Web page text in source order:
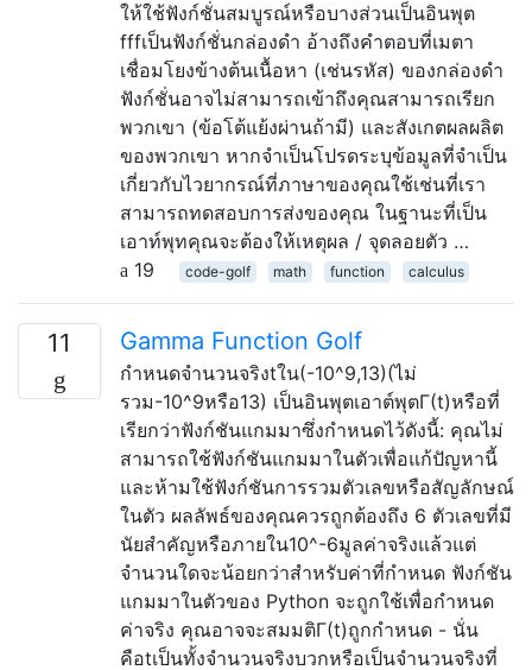
ให้ใช้ฟังก์ชั่นสมบูรณ์หรือบางส่วนเป็นอินพุต
fffเป็นฟังก์ชั่นกล่องดำ อ้างถึงคำตอบที่เมตา
เชื่อมโยงข้างต้นเนื้อหา (เช่นรหัส) ของกล่องดำ
ฟังก์ชั่นอาจไม่สามารถเข้าถึงคุณสามารถเรียก
พวกเขา (ข้อโต้แย้งผ่านถ้ามี) และสังเกตผลผลิต
ของพวกเขา หากจำเป็นโปรดระบุข้อมูลที่จำเป็น
เกี่ยวกับไวยากรณ์ที่ภาษาของคุณใช้เช่นที่เรา
สามารถทดสอบการส่งของคุณ ในฐานะที่เป็น
เอาท์พุทคุณจะต้องให้เหตุผล / จุดลอยตัว …
19
code-golf math function calculus
11 Gamma Function Golf
กำหนดจำนวนจริงtใน(-10^9,13)(ไม่
รวม-10^9หรือ13) เป็นอินพุตเอาต์พุตΓ(t)หรือที่
เรียกว่าฟังก์ชันแกมมาซึ่งกำหนดไว้ดังนี้: คุณไม่
สามารถใช้ฟังก์ชันแกมมาในตัวเพื่อแก้ปัญหานี้
และห้ามใช้ฟังก์ชันการรวมตัวเลขหรือสัญลักษณ์
ในตัว ผลลัพธ์ของคุณควรถูกต้องถึง 6 ตัวเลขที่มี
นัยสำคัญหรือภายใน10^-6มูลค่าจริงแล้วแต่
จำนวนใดจะน้อยกว่าสำหรับค่าที่กำหนด ฟังก์ชัน
แกมมาในตัวของ Python จะถูกใช้เพื่อกำหนด
ค่าจริง คุณอาจจะสมมติΓ(t)ถูกกำหนด - นั่น
คือtเป็นทั้งจำนวนจริงบวกหรือเป็นจำนวนจริงที่